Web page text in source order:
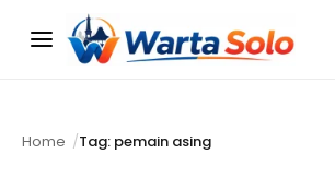
Menu
Home Tag: pemain asing